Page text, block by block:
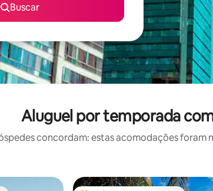
Buscar
Aluguel por temporada
concordam: estas acomodações